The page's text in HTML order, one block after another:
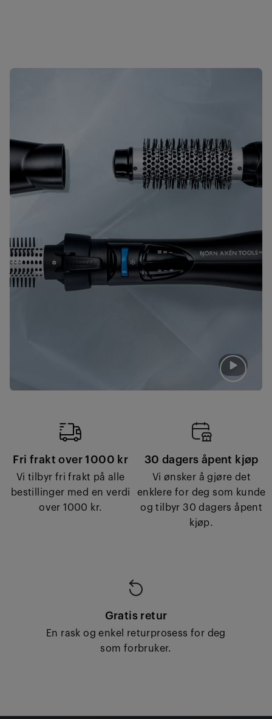
Fri frakt over 1000 kr
Vi tilbyr fri frakt på alle
bestillinger med en verdi
over 1000 kr.
30 dagers åpent kjøp
Vi ønsker å gjøre det
enklere for deg som kunde
og tilbyr 30 dagers åpent
kjøp.
Gratis retur
En rask og enkel returprosess for deg
som forbruker.